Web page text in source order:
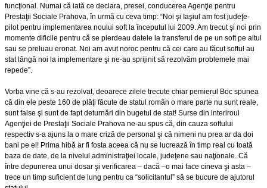
funcţional. Numai că iată ce declara, presei, conducerea Agenţie pentru
Prestaţii Sociale Prahova, în urmă cu ceva timp: “Noi şi Iaşiul am fost judeţe-
pilot pentru implementarea noului soft la începutul lui 2009. Am trecut şi noi prin
momente dificile pentru că se pierdeau datele la transferul de pe un soft pe altul
sau se preluau eronat. Noi am avut noroc pentru că cei care au făcut softul au
stat lângă noi la implementare şi ne-au sprijinit să rezolvăm problemele mai
repede”.
Vorba vine că s-au rezolvat, deoarece zilele trecute chiar pemierul Boc spunea
că din ele peste 160 de plăţi făcute de statul român o mare parte nu sunt reale,
sunt false şi sunt de fapt deturnări din bugetul de stat! Surse din interiroul
Agenţiei de Prestaţii Sociale Prahova ne-au spus că, din cauza softului
respectiv s-a ajuns la o mare criză de personal şi că nimeni nu prea ar da doi
bani pe el! Prima hibă ar fi fosta aceea că nu se lucrează în timp real cu toată
baza de date, de la nivelul administraţiei locale, judeţene sau naţionale. Că
între depunerea unui dosar şi verificarea – dacă –o mai face cineva şi asta –
trece un timp suficient de lung pentru ca “solicitantul” să se bucure de ajutorul